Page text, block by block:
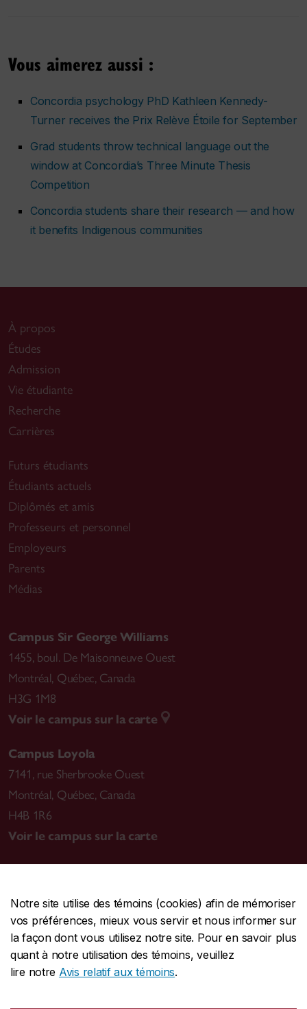
Notre site utilise des témoins (cookies) afin de mémoriser
vos préférences, mieux vous servir et nous informer sur
la façon dont vous utilisez notre site. Pour en savoir plus
quant à notre utilisation des témoins, veuillez
lire notre Avis relatif aux témoins.
Vous aimerez aussi :
Concordia psychology PhD Kathleen Kennedy-
Turner receives the Prix Relève Étoile for September
Grad students throw technical language out the
window at Concordia’s Three Minute Thesis
Competition
Concordia students share their research — and how
it benefits Indigenous communities
À propos
Études
Admission
Vie étudiante
Recherche
Carrières
Futurs étudiants
Étudiants actuels
Diplômés et amis
Professeurs et personnel
Employeurs
Parents
Médias
Campus Sir George Williams
1455, boul. De Maisonneuve Ouest
Montréal, Québec, Canada
H3G 1M8
Voir le campus sur la carte
Campus Loyola
7141, rue Sherbrooke Ouest
Montréal, Québec, Canada
H4B 1R6
Voir le campus sur la carte
CENTRALE514-848-2424
URGENCE514-848-3717
Protection et prévention | Accessibilité | Confidentialité
Conditions d'utilisation |